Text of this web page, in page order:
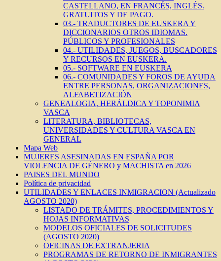
CASTELLANO, EN FRANCÉS, INGLÉS.
GRATUITOS Y DE PAGO.
03.- TRADUCTORES DE EUSKERA Y
DICCIONARIOS OTROS IDIOMAS.
PÚBLICOS Y PROFESIONALES
04.- UTILIDADES, JUEGOS, BUSCADORES
Y RECURSOS EN EUSKERA.
05.- SOFTWARE EN EUSKERA
06.- COMUNIDADES Y FOROS DE AYUDA
ENTRE PERSONAS, ORGANIZACIONES,
ALFABETIZACIÓN
GENEALOGIA, HERÁLDICA Y TOPONIMIA
VASCA
LITERATURA, BIBLIOTECAS,
UNIVERSIDADES Y CULTURA VASCA EN
GENERAL
Mapa Web
MUJERES ASESINADAS EN ESPAÑA POR
VIOLENCIA DE GÉNERO y MACHISTA en 2026
PAISES DEL MUNDO
Política de privacidad
UTILIDADES Y ENLACES INMIGRACION (Actualizado
AGOSTO 2020)
LISTADO DE TRÁMITES, PROCEDIMIENTOS Y
HOJAS INFORMATIVAS
MODELOS OFICIALES DE SOLICITUDES
(AGOSTO 2020)
OFICINAS DE EXTRANJERIA
PROGRAMAS DE RETORNO DE INMIGRANTES